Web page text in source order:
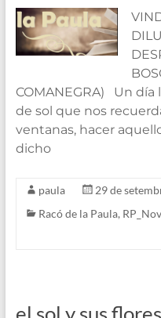
COMANEGRA) Un día
de sol que nos
ventanas, hacer
dicho
paula
29 de
Racó de la Paula,